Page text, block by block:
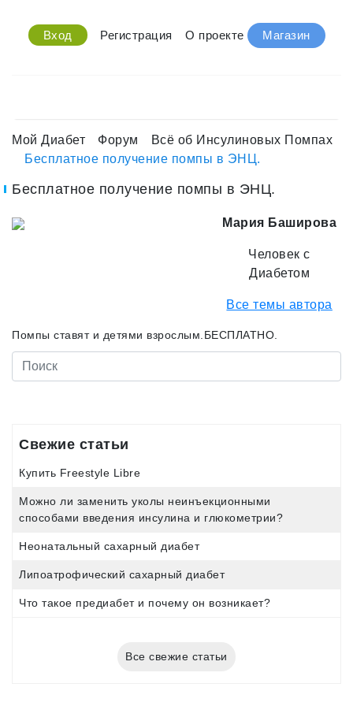
Вход Регистрация О проекте Магазин
Мой Диабет Форум
Всё об Инсулиновых Помпах
Бесплатное получение помпы в ЭНЦ.
Бесплатное получение помпы в ЭНЦ.
Мария Баширова
Человек с
Диабетом
Все темы автора
Помпы ставят и детями взрослым.БЕСПЛАТНО.
Свежие статьи
Купить Freestyle Libre
Можно ли заменить уколы неинъекционными
способами введения инсулина и глюкометрии?
Неонатальный сахарный диабет
Липоатрофический сахарный диабет
Что такое предиабет и почему он возникает?
Все свежие статьи